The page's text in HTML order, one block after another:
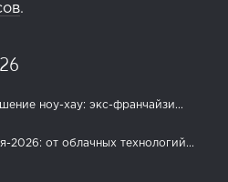
.
ноу-хау: экс-франчайзи...
2026: от облачных технологий...